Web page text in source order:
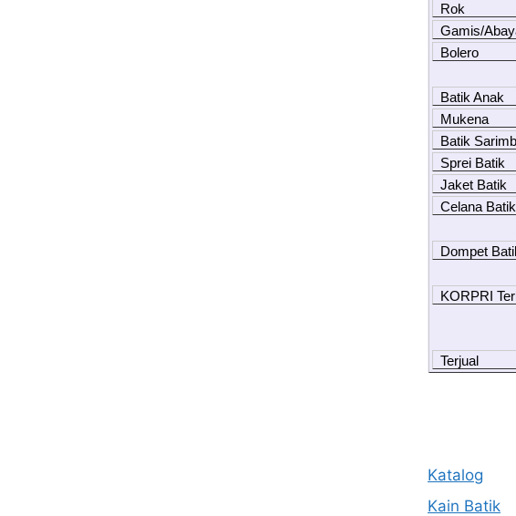
Rok
Gamis/
Bolero
Batik Anak
Mukena
Batik
Sprei Batik
Jaket Batik
Celana Batik
Dompet
KORPRI
Terjual
Katalog
Kain Batik